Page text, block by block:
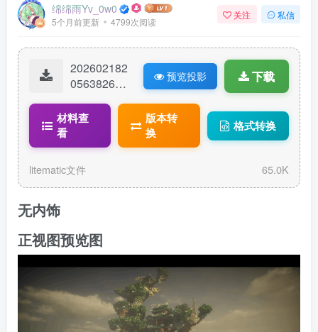
绵绵雨Yv_0w0
5个月前更新 4799次阅读
关注 私信
202602182
05638264-
1.litematic
预览投影 下载
材料查
看
版本转
换
格式转换
litematic文件 65.0K
无内饰
正视图预览图